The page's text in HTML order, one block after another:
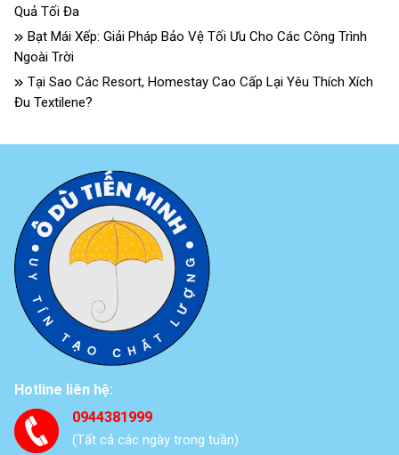
Quả Tối Đa
Bạt Mái Xếp: Giải Pháp Bảo Vệ Tối Ưu Cho Các Công Trình
Ngoài Trời
Tại Sao Các Resort, Homestay Cao Cấp Lại Yêu Thích Xích
Đu Textilene?
Hotline liên hệ:
0944381999
(Tất cả các ngày trong tuần)